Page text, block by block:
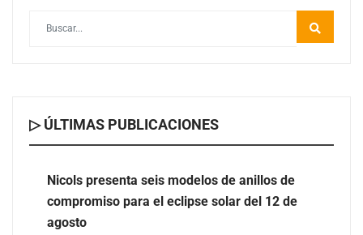
Nicols presenta seis modelos de anillos de compromiso
‘El ransomware se puede vencer. No pagues el rescate’:
▷ ÚLTIMAS PUBLICACIONES
Nicols presenta seis modelos de anillos de
compromiso para el eclipse solar del 12 de
agosto